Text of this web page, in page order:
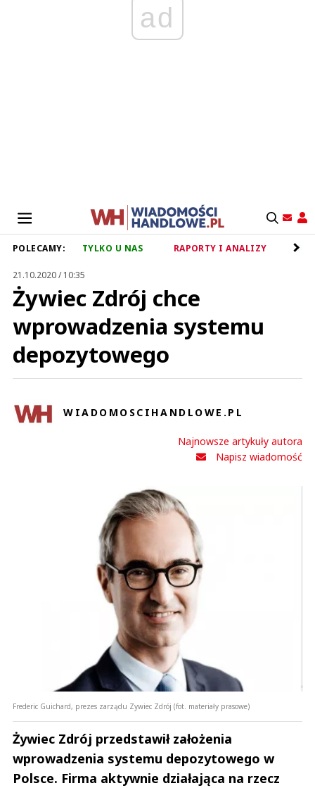
ad
POLECAMY: TYLKO U NAS RAPORTY I ANALIZY
21.10.2020 / 10:35
Żywiec Zdrój chce
wprowadzenia systemu
depozytowego
WIADOMOSCIHANDLOWE.PL
Najnowsze artykuły autora
Napisz wiadomość
Frederic Guichard, prezes zarządu Zywiec Zdrój (fot. materiały prasowe)
Żywiec Zdrój przedstawił założenia
wprowadzenia systemu depozytowego w
Polsce. Firma aktywnie działająca na rzecz